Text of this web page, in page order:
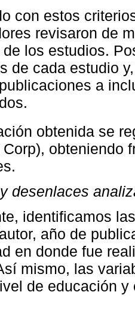
con estos
revisaron de
los estudios.
de cada estudio
a
obtenida se
obteniendo
desenlaces
identificamos
año de
en donde fue
mismo, las
de educación